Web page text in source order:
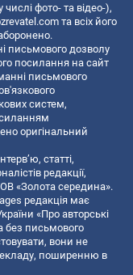
фото- та відео-),
та всіх його
письмового дозволу
посилання на сайт
письмового
систем,
оригінальний
статті,
редакції,
«Золота середина».
редакція має
«Про авторські
без письмового
вони не
поширенню в